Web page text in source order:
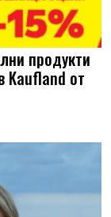
продукти
Kaufland от